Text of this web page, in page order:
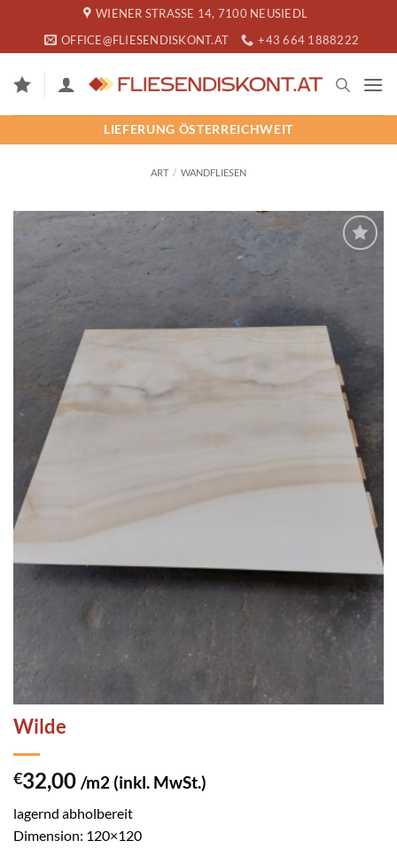
springen
WIENER STRASSE 14, 7100 NEUSIEDL
OFFICE@FLIESENDISKONT.AT
+43 664 1888222
LIEFERUNG ÖSTERREICHWEIT
ART / WANDFLIESEN
Wilde
€32,00 /m2 (inkl. MwSt.)
lagernd abholbereit
Dimension: 120×120